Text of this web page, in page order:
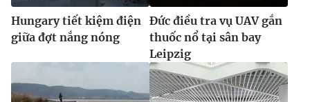
Hungary tiết kiệm điện
giữa đợt nắng nóng
Đức điều tra vụ UAV gắn
thuốc nổ tại sân bay
Leipzig